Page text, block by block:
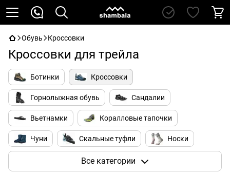
Обувь Кроссовки
Кроссовки для трейла
Ботинки Кроссовки
Горнолыжная обувь Сандалии
Вьетнамки Коралловые тапочки
Чуни Скальные туфли Носки
Все категории